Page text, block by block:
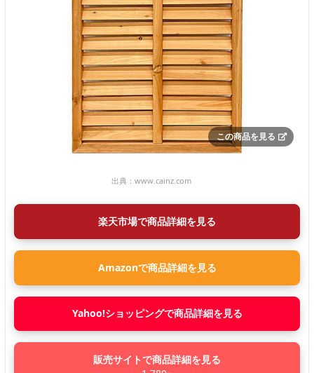
この商品を見る
出典： www.cainz.com
楽天市場で商品詳細を見る
Amazonで商品詳細を見る
Yahoo!ショッピングで商品詳細を見る
販売サイトで商品詳細を見る